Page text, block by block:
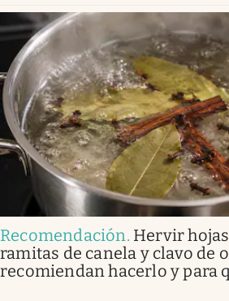
Recomendación. Hervir
ramitas de canela y clavo de
recomiendan hacerlo y para